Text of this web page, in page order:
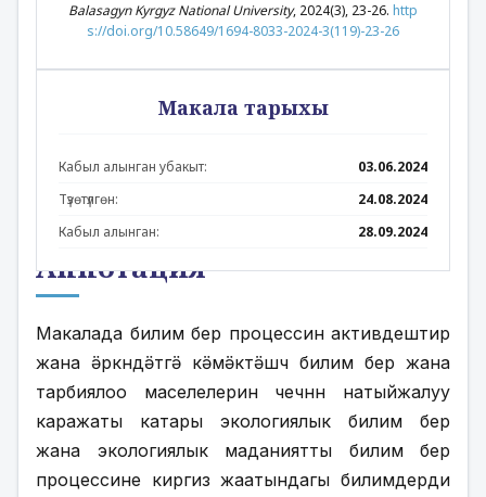
Аннотация
Макалада билим берүү процессин активдештирүү
жана ӛркүндӛтүүгӛ кӛмӛктӛшүүчү билим берүү жана
тарбиялоо маселелерин чечүүнүн натыйжалуу
каражаты катары экологиялык билим берүү
жана экологиялык маданиятты билим берүү
процессине киргизүү жаатындагы билимдерди
Balasagyn Kyrgyz National University, 2024(3), 23-26. http
s://doi.org/10.58649/1694-8033-2024-3(119)-23-26
Макала тарыхы
Кабыл алынган убакыт:
03.06.2024
Түзөтүлгөн:
24.08.2024
Кабыл алынган:
28.09.2024